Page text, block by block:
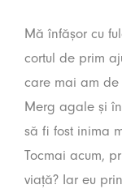
Mă înfășor cu
cortul de prim
care mai am de
Merg agale și
să fi fost inima
Tocmai acum,
viață? Iar eu